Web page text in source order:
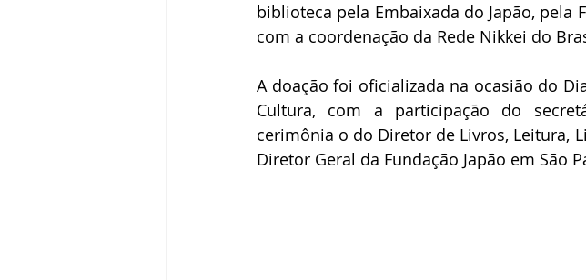
biblioteca pela Embaixada do Japão, pela
com a coordenação da Rede Nikkei do
A doação foi oficializada na ocasião do
Cultura, com a participação do
cerimônia o do Diretor de Livros, Leitura,
Diretor Geral da Fundação Japão em São